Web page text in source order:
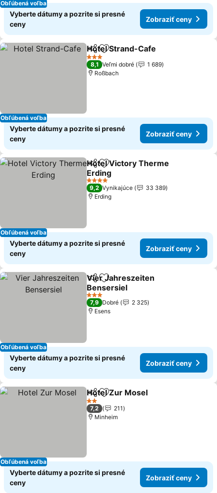
Obľúbená voľba
Vyberte dátumy a pozrite si presné
ceny
Zobraziť ceny
Obľúbená voľba
ZdieľaťPridať do obľúbených
Hotel Strand-Cafe
3 Počet hviezdičiek
8,1 Veľmi dobré
1 689
Roßbach
Vyberte dátumy a pozrite si presné
ceny
Zobraziť ceny
Obľúbená voľba
ZdieľaťPridať do obľúbených
Hotel Victory Therme
Erding
Zobraziť ceny
4 Počet hviezdičiek
9,2 Vynikajúce
33 389
Erding
Vyberte dátumy a pozrite si presné
ceny
Zobraziť ceny
Obľúbená voľba
ZdieľaťPridať do obľúbených
Vier Jahreszeiten
Bensersiel
Zobraziť ceny
3 Počet hviezdičiek
7,9 Dobré
2 325
Esens
Vyberte dátumy a pozrite si presné
ceny
Zobraziť ceny
Obľúbená voľba
ZdieľaťPridať do obľúbených
Hotel Zur Mosel
2 Počet hviezdičiek
7,2
211
Minheim
Vyberte dátumy a pozrite si presné
ceny
Zobraziť ceny